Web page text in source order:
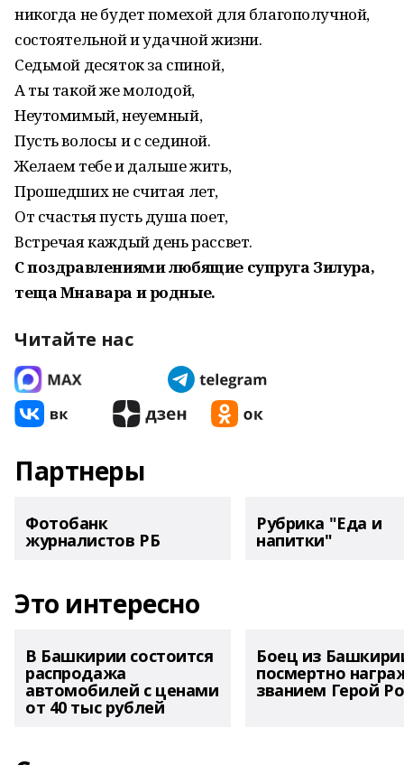
никогда не будет помехой для благополучной,
состоятельной и удачной жизни.
Седьмой десяток за спиной,
А ты такой же молодой,
Неутомимый, неуемный,
Пусть волосы и с сединой.
Желаем тебе и дальше жить,
Прошедших не считая лет,
От счастья пусть душа поет,
Встречая каждый день рассвет.
С поздравлениями любящие супруга Зилура,
теща Мнавара и родные.
Читайте нас
Партнеры
Фотобанк
журналистов РБ
Рубрика "Еда и
напитки"
Это интересно
В Башкирии состоится
распродажа
автомобилей с ценами
от 40 тыс рублей
Боец из
посмертно
званием Герой